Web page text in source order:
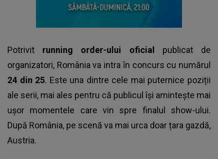
Potrivit running order-ului oficial publicat de
organizatori, România va intra în concurs cu numărul
24 din 25. Este una dintre cele mai puternice poziții
ale serii, mai ales pentru că publicul își amintește mai
ușor momentele care vin spre finalul show-ului.
După România, pe scenă va mai urca doar țara gazdă,
Austria.